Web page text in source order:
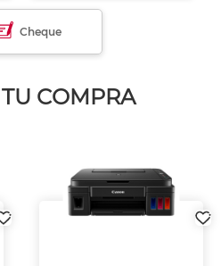
Cheque
COMPRA